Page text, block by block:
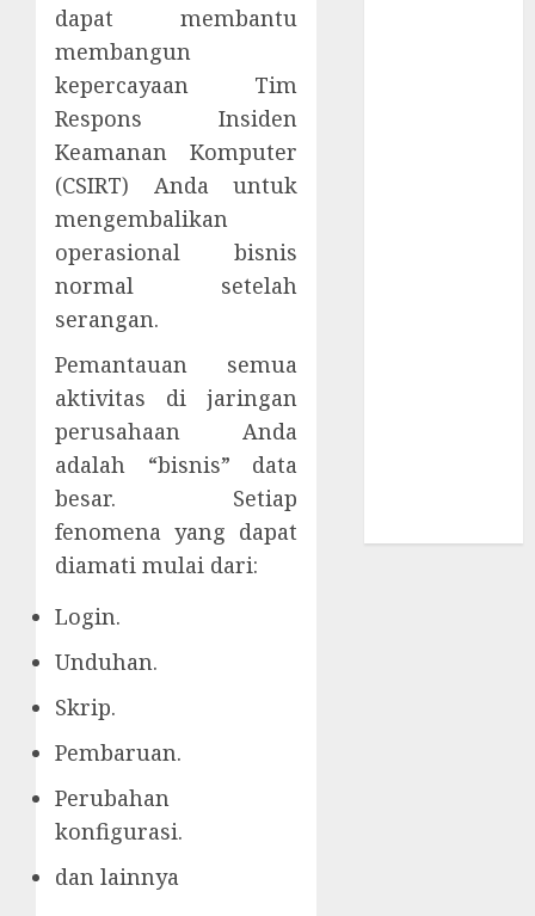
dapat membantu
membangun
kepercayaan Tim
Respons Insiden
Keamanan Komputer
(CSIRT) Anda untuk
mengembalikan
operasional bisnis
normal setelah
serangan.
Pemantauan semua
aktivitas di jaringan
perusahaan Anda
adalah “bisnis” data
besar. Setiap
fenomena yang dapat
diamati mulai dari:
Login.
Unduhan.
Skrip.
Pembaruan.
Perubahan
konfigurasi.
dan lainnya